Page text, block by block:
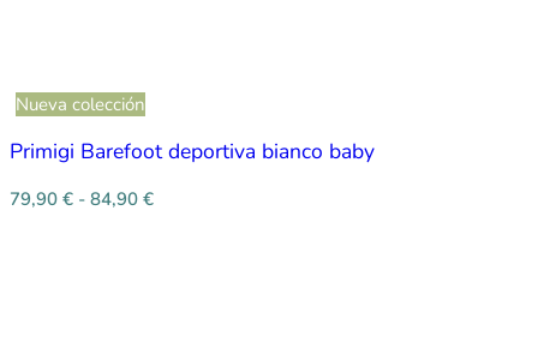
Nueva colección
Primigi Barefoot deportiva bianco baby
79,90 € - 84,90 €